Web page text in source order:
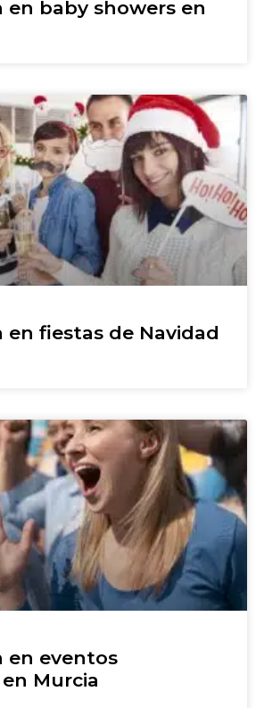
baby showers en
fiestas de Navidad
en eventos
Murcia